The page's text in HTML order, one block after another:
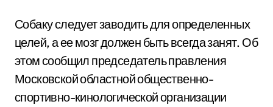
Собаку следует заводить для определенных
целей, а ее мозг должен быть всегда занят. Об
этом сообщил председатель правления
Московской областной общественно-
спортивно-кинологической организации